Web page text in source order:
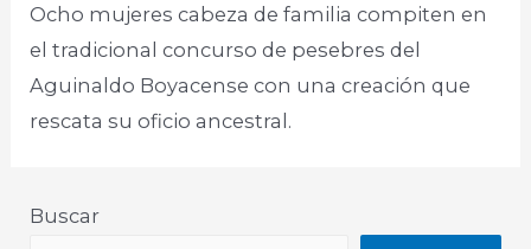
Ocho mujeres cabeza de familia compiten en
el tradicional concurso de pesebres del
Aguinaldo Boyacense con una creación que
rescata su oficio ancestral.
Buscar